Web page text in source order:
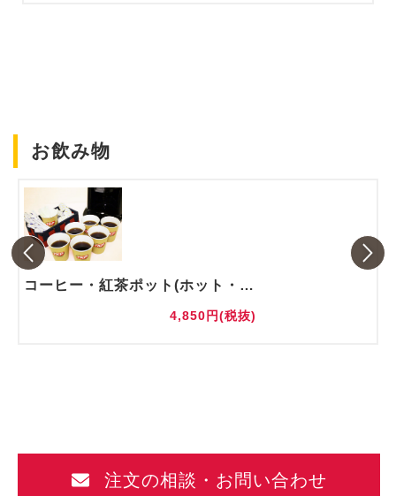
お飲み物
コーヒー・紅茶ポット(ホット・アイス)
4,850円(税抜)
注文の相談・お問い合わせ